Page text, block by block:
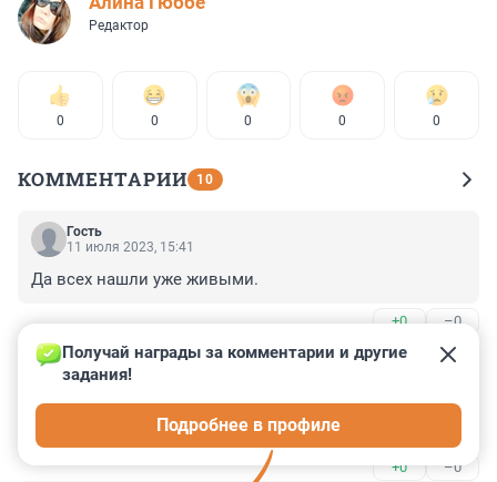
Редактор
0 0 0 0 0
КОММЕНТАРИИ 10
Гость
11 июля 2023, 15:41
Да всех нашли уже живыми.
+0 –0
Гость
11 июля 2023, 15:10
Как вообще могли 11 детей и 11 взрослых,
сплавляться по рекам без сопровождения ?
+0 –0
Получай награды за комментарии и другие
задания!
Подробнее в профиле